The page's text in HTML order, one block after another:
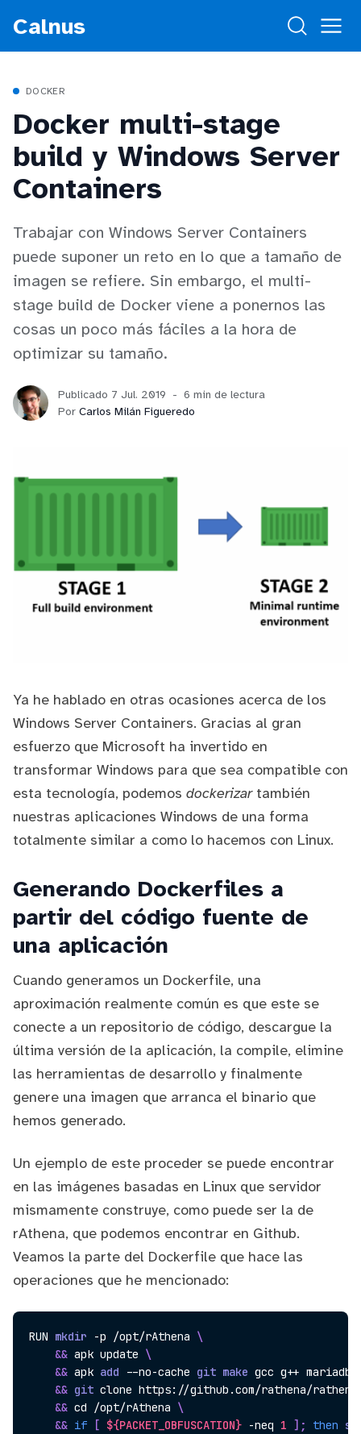
Calnus
DOCKER
Docker multi-stage
build y Windows Server
Containers
Trabajar con Windows Server Containers
puede suponer un reto en lo que a tamaño de
imagen se refiere. Sin embargo, el multi-
stage build de Docker viene a ponernos las
cosas un poco más fáciles a la hora de
optimizar su tamaño.
Publicado 7 Jul. 2019
6 min de lectura
Por Carlos Milán Figueredo
Ya he hablado en otras ocasiones acerca de los
Windows Server Containers. Gracias al gran
esfuerzo que Microsoft ha invertido en
transformar Windows para que sea compatible con
esta tecnología, podemos dockerizartambién
nuestras aplicaciones Windows de una forma
totalmente similar a como lo hacemos con Linux.
Generando Dockerfiles a
partir del código fuente de
una aplicación
Cuando generamos un Dockerfile, una
aproximación realmente común es que este se
conecte a un repositorio de código, descargue la
última versión de la aplicación, la compile, elimine
las herramientas de desarrollo y finalmente
genere una imagen que arranca el binario que
hemos generado.
Un ejemplo de este proceder se puede encontrar
en las imágenes basadas en Linux que servidor
mismamente construye, como puede ser la de
rAthena, que podemos encontrar en Github.
Veamos la parte del Dockerfile que hace las
operaciones que he mencionado:
RUN mkdir -p /opt/rAthena \
&& apk update \
&& apk add --no-cache git make gcc g++
&& git clone https://github.com/rathena/
&& cd /opt/rAthena \
&& if [ ${PACKET_OBFUSCATION} -neq 1 ] ; then